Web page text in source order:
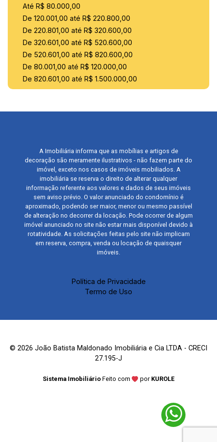
Até R$ 80.000,00
De 120.001,00 até R$ 220.800,00
De 220.801,00 até R$ 320.600,00
De 320.601,00 até R$ 520.600,00
De 520.601,00 até R$ 820.600,00
De 80.001,00 até R$ 120.000,00
De 820.601,00 até R$ 1.500.000,00
A Imobiliária informa que as mobílias e artigos de
decoração são meramente ilustrativos - não fazem parte do
imóvel, exceto nos casos de imóveis mobiliados. A
imobiliária se reserva o direito de alterar qualquer
informação referente aos valores e dados de seus imóveis
sem aviso prévio. O valor anunciado do condomínio é
aproximado, podendo ser maior, menor ou mesmo passível
de alteração no decorrer da locação. Pode ocorrer de algum
imóvel anunciado no site não estar mais disponível devido à
rotatividade. As solicitações feitas pelo site não implicam
em reserva, compra, venda ou locação de quaisquer
imóveis.
Política de Privacidade
Termo de Uso
© 2026 João Batista Maldonado Imobiliária e Cia LTDA - CRECI
27.195-J
Sistema Imobiliário Feito com por KUROLE